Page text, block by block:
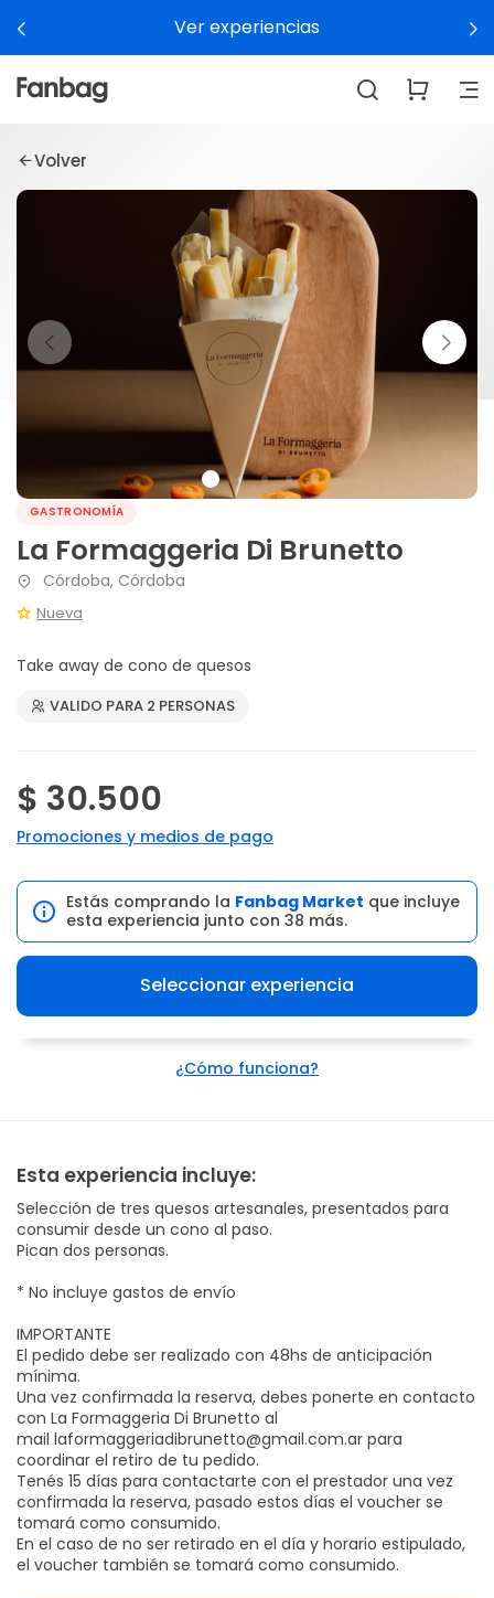
Ver experiencias
Volver
GASTRONOMÍA
La Formaggeria Di Brunetto
Córdoba, Córdoba
Nueva
Take away de cono de quesos
VALIDO PARA 2 PERSONAS
$ 30.500
Promociones y medios de pago
Estás comprando la Fanbag Market que incluye
esta experiencia junto con 38 más.
Seleccionar experiencia
¿Cómo funciona?
Esta experiencia incluye:
Selección de tres quesos artesanales, presentados para
consumir desde un cono al paso.
Pican dos personas.
* No incluye gastos de envío
IMPORTANTE
El pedido debe ser realizado con 48hs de anticipación
mínima.
Una vez confirmada la reserva, debes ponerte en contacto
con La Formaggeria Di Brunetto al
mail laformaggeriadibrunetto@gmail.com.ar para
coordinar el retiro de tu pedido.
Tenés 15 días para contactarte con el prestador una vez
confirmada la reserva, pasado estos días el voucher se
tomará como consumido.
En el caso de no ser retirado en el día y horario estipulado,
el voucher también se tomará como consumido.